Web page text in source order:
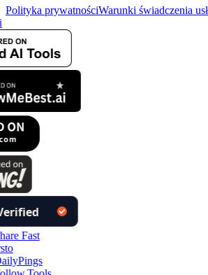
Polityka prywatnościWarunki świadczenia